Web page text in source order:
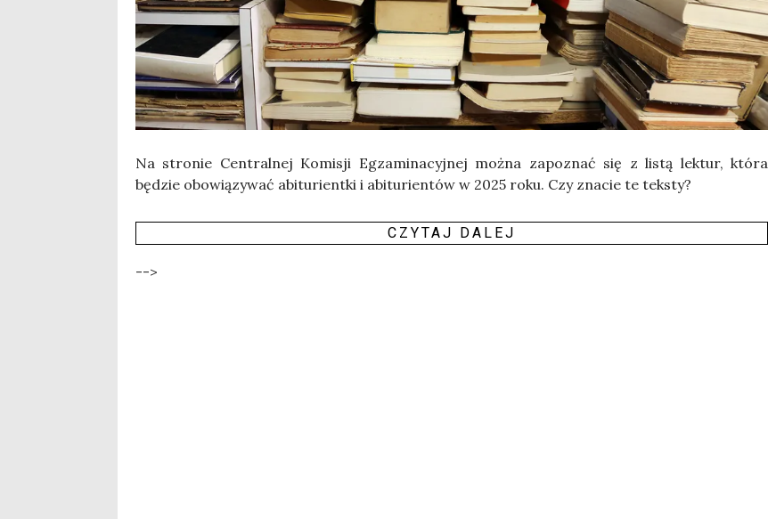
Na stro­nie Cen­tral­nej Komi­sji Egza­mi­na­cyj­nej moż­na zapo­znać się z listą lek­tur, któ­ra
będzie obo­wią­zy­wać abi­tu­rient­ki i abi­tu­rien­tów w 2025 roku. Czy zna­cie te tek­sty?
CZY­TAJ DALEJ
-->